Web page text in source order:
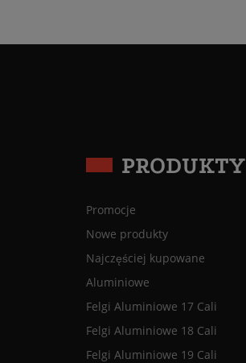
PRODUKTY
Promocje
Nowe produkty
Najczęściej kupowane
Aluminiowe
Felgi Aluminiowe 17 Cali
Felgi Aluminiowe 18 Cali
Felgi Aluminiowe 19 Cali